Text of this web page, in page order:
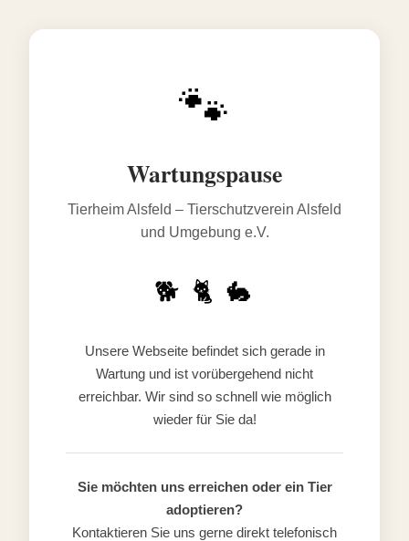
🐾
Wartungspause
Tierheim Alsfeld – Tierschutzverein Alsfeld
und Umgebung e.V.
🐕 🐈 🐇
Unsere Webseite befindet sich gerade in
Wartung und ist vorübergehend nicht
erreichbar. Wir sind so schnell wie möglich
wieder für Sie da!
Sie möchten uns erreichen oder ein Tier
adoptieren?
Kontaktieren Sie uns gerne direkt telefonisch